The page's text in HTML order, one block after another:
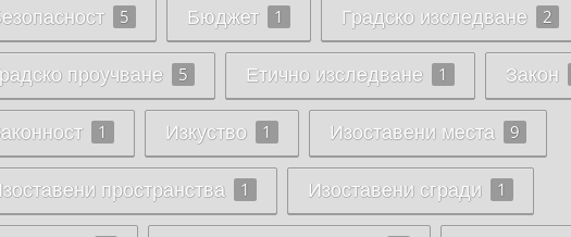
5 Бюджет 1 Градско изследване 2
проучване 5 Етично изследване 1 Закон
1 Изкуство 1 Изоставени места 9
пространства 1 Изоставени сгради 1